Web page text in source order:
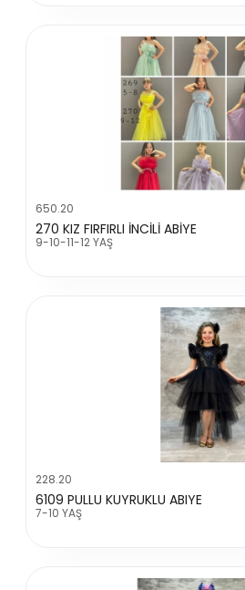
650.20
270 KIZ FIRFIRLI İNCİLİ ABİYE
9-10-11-12 YAŞ
228.20
6109 PULLU KUYRUKLU ABIYE
7-10 YAŞ